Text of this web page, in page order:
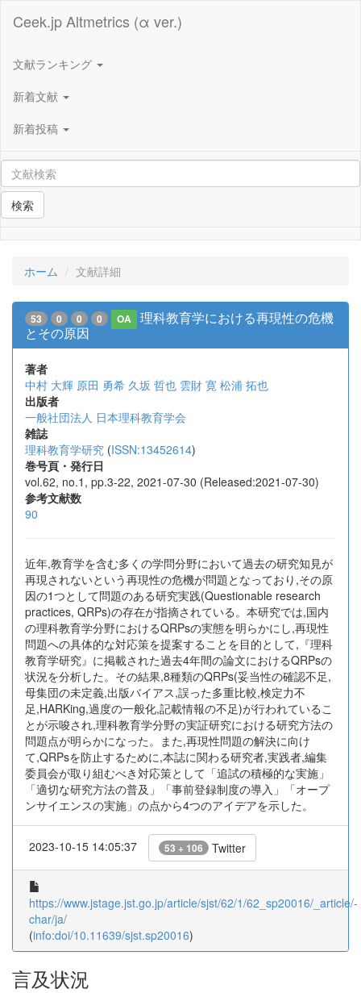
Ceek.jp Altmetrics (α ver.)
文献ランキング
新着文献
新着投稿
検索
ホーム 文献詳細
53 0 0 0 OA
理科教育学における再現性の危機
とその原因
著者
中村 大輝 原田 勇希 久坂 哲也 雲財 寛 松浦 拓也
出版者
一般社団法人 日本理科教育学会
雑誌
理科教育学研究 (ISSN:13452614)
巻号頁・発行日
vol.62, no.1, pp.3-22, 2021-07-30 (Released:2021-07-30)
参考文献数
90
近年,教育学を含む多くの学問分野において過去の研究知見が
再現されないという再現性の危機が問題となっており,その原
因の1つとして問題のある研究実践(Questionable research
practices, QRPs)の存在が指摘されている。本研究では,国内
の理科教育学分野におけるQRPsの実態を明らかにし,再現性
問題への具体的な対応策を提案することを目的として,『理科
教育学研究』に掲載された過去4年間の論文におけるQRPsの
状況を分析した。その結果,8種類のQRPs(妥当性の確認不足,
母集団の未定義,出版バイアス,誤った多重比較,検定力不
足,HARKing,過度の一般化,記載情報の不足)が行われているこ
とが示唆され,理科教育学分野の実証研究における研究方法の
問題点が明らかになった。また,再現性問題の解決に向け
て,QRPsを防止するために,本誌に関わる研究者,実践者,編集
委員会が取り組むべき対応策として「追試の積極的な実施」
「適切な研究方法の普及」「事前登録制度の導入」「オープ
ンサイエンスの実施」の点から4つのアイデアを示した。
2023-10-15 14:05:37 53 + 106 Twitter
https://www.jstage.jst.go.jp/article/sjst/62/1/62_sp20016/_article/-
char/ja/
(info:doi/10.11639/sjst.sp20016)
言及状況